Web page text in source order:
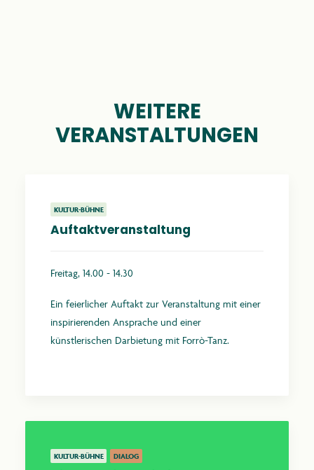
WEITERE
VERANSTALTUNGEN
KULTUR-BÜHNE
Auftaktveranstaltung
Freitag, 14.00 - 14.30
Ein feierlicher Auftakt zur Veranstaltung mit einer
inspirierenden Ansprache und einer
künstlerischen Darbietung mit Forrò-Tanz.
KULTUR-BÜHNE DIALOG